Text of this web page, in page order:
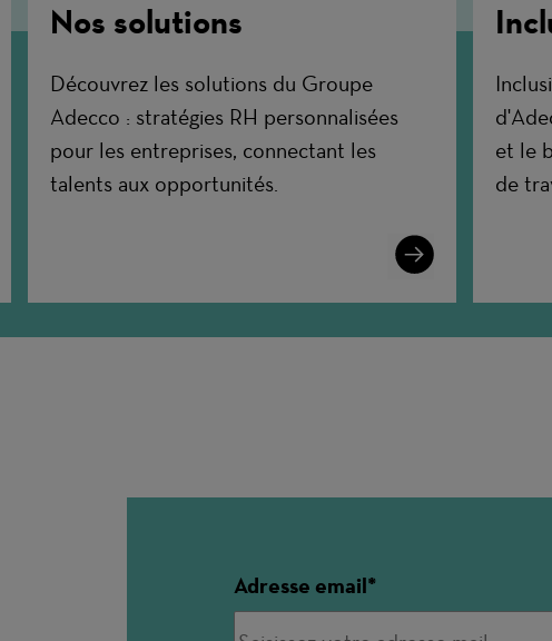
Nos solutions
Découvrez les solutions du Groupe
Adecco : stratégies RH personnalisées
pour les entreprises, connectant les
talents aux opportunités.
Learn
More
et le
de
Adresse email